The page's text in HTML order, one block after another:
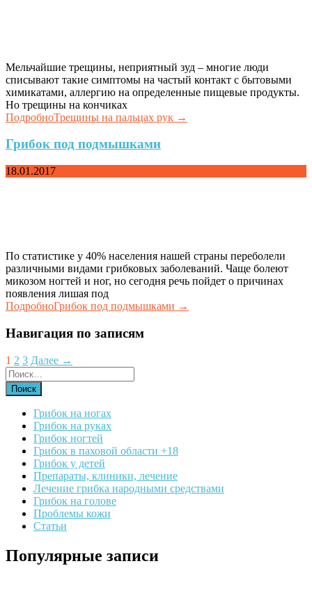
Мельчайшие трещины, неприятный зуд – многие люди
списывают такие симптомы на частый контакт с бытовыми
химикатами, аллергию на определенные пищевые продукты.
Но трещины на кончиках
ПодробноТрещины на пальцах рук →
Грибок под подмышками
18.01.2017
По статистике у 40% населения нашей страны переболели
различными видами грибковых заболеваний. Чаще болеют
микозом ногтей и ног, но сегодня речь пойдет о причинах
появления лишая под
ПодробноГрибок под подмышками →
Навигация по записям
1 2 3 Далее →
Грибок на ногах
Грибок на руках
Грибок ногтей
Грибок в паховой области +18
Грибок у детей
Препараты, клиники, лечение
Лечение грибка народными средствами
Грибок на голове
Проблемы кожи
Статьи
Популярные записи